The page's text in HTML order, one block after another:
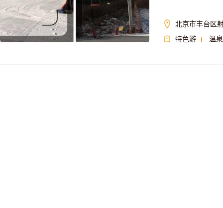
北京市丰台区
特色游
温泉